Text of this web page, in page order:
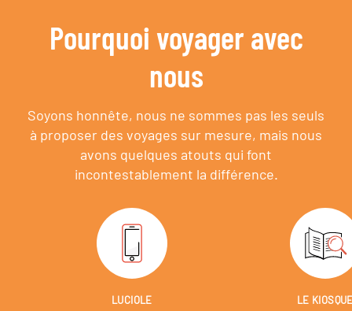
Pourquoi voyager avec
nous
Soyons honnête, nous ne sommes pas les seuls
à proposer des voyages sur mesure, mais nous
avons quelques atouts qui font
incontestablement la différence.
LUCIOLE
LE